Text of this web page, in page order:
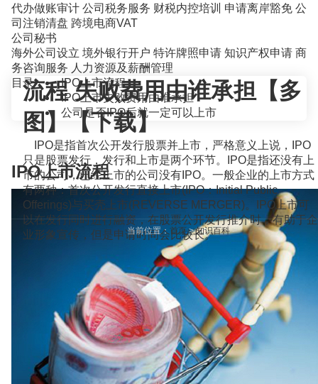
代办做账审计 公司税务服务 财税内控培训 申请离岸豁免 公
司注销清盘 跨境电商VAT
公司秘书
海外公司设立 境外银行开户 特许牌照申请 知识产权申请 商
务咨询服务 人力资源及薪酬管理
当前位置：首页>知识百科>
流程 失败费用由谁承担【多
图】【下载】
IPO是指首次公开发行股票并上市，严格意义上说，IPO
只是股票发行，发行和上市是两个环节。IPO是指还没有上
市的公司，已经上市的公司没有IPO。一般企业的上市方式
有两种：首次公开发行直接上市(IPO：Initial Public
Offerings)与买壳上市(REVERSE MERGER)。IPO上市可
以在发行同时进行融资，在股票公开发行推介时，有助于企
业形象宣传，但是申请时间会比较长。
目录
IPO上市流程
IPO上市失败费用由谁承担
公司是否IPO后就一定可以上市
IPO上市流程